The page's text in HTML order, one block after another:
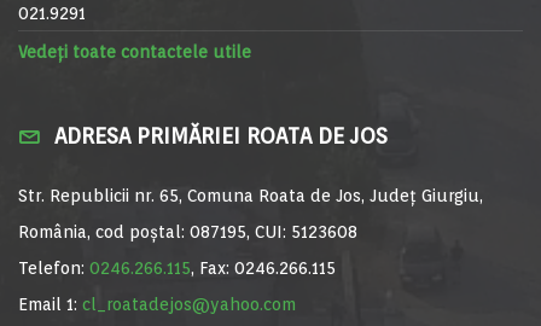
021.9291
Vedeți toate contactele utile
ADRESA PRIMĂRIEI ROATA DE JOS
Str. Republicii nr. 65, Comuna Roata de Jos, Județ Giurgiu,
România, cod poștal: 087195, CUI: 5123608
Telefon: 0246.266.115, Fax: 0246.266.115
Email 1: cl_roatadejos@yahoo.com